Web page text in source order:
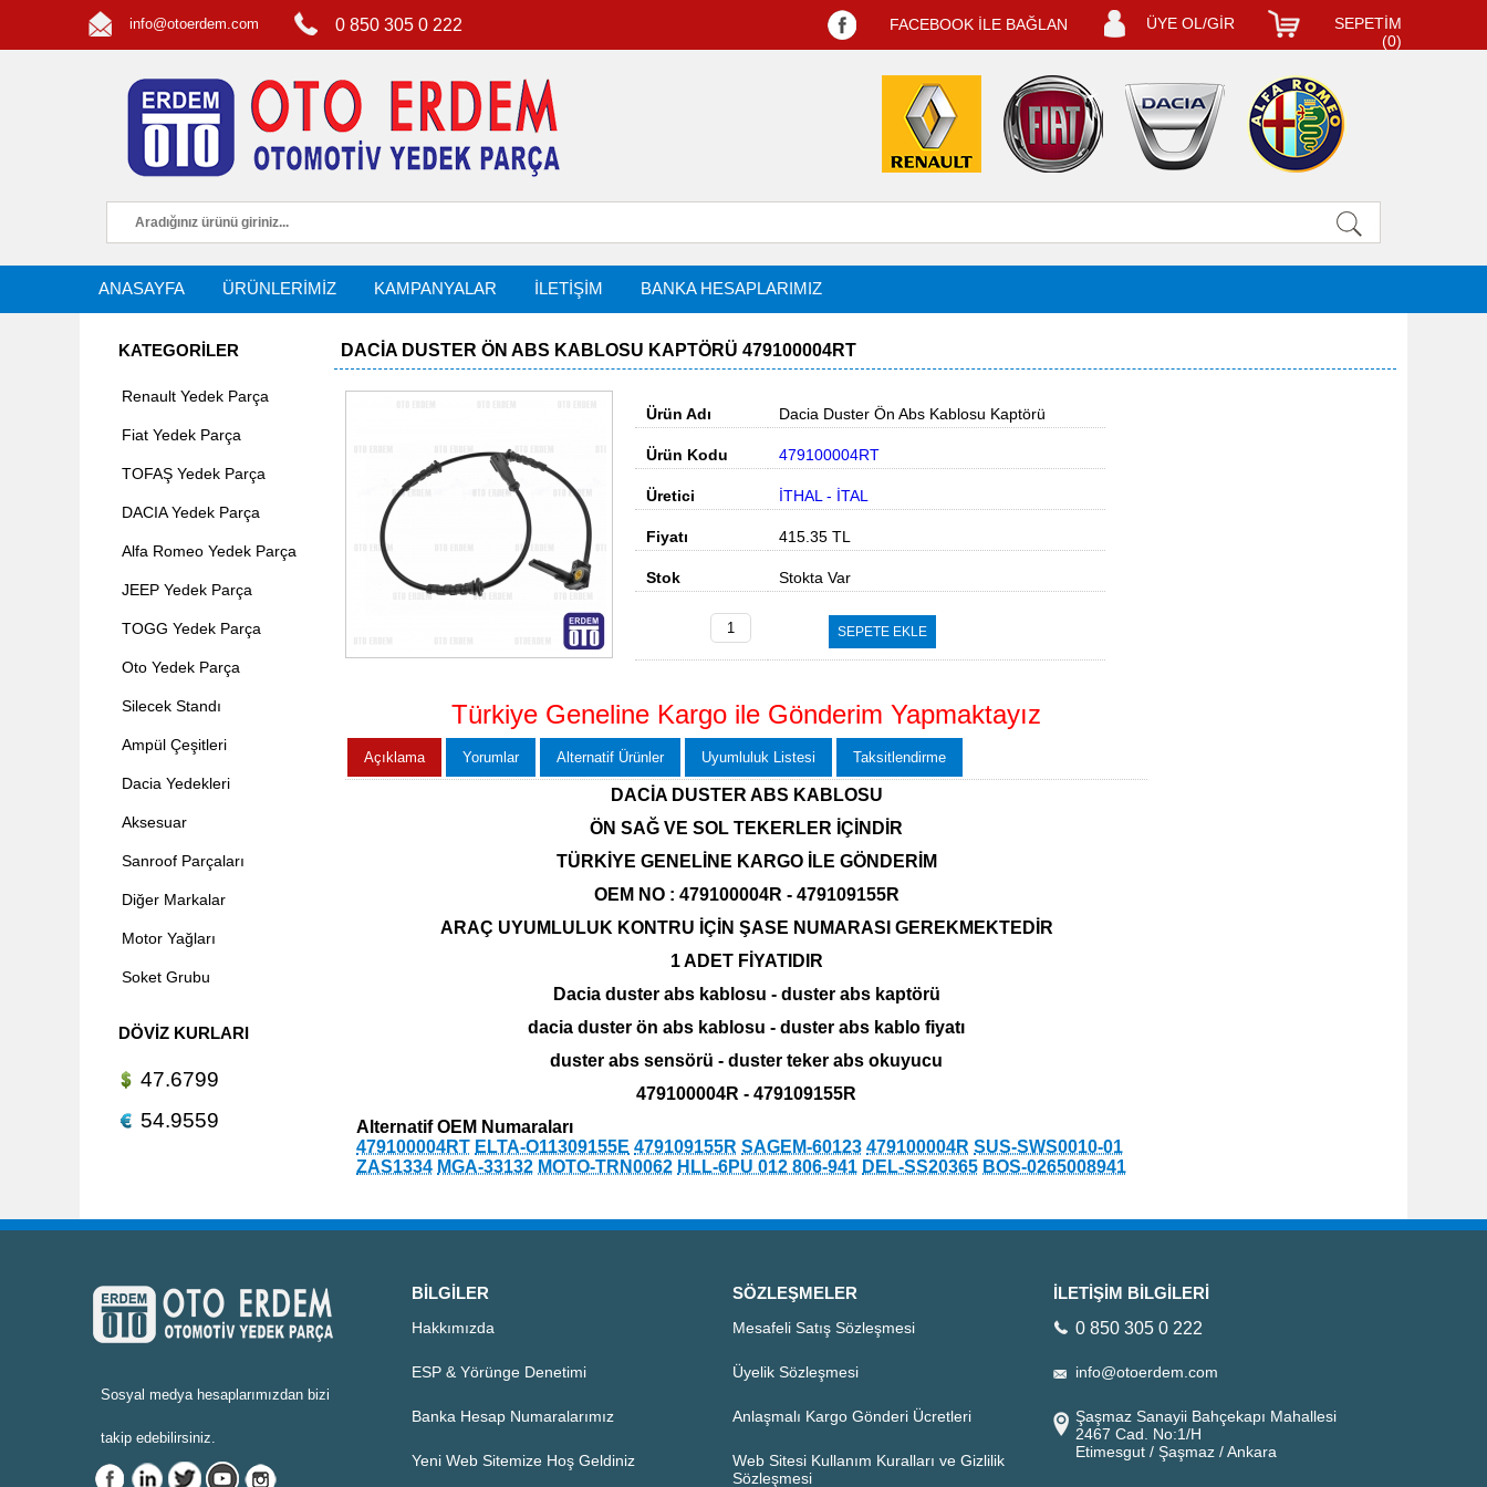
info@otoerdem.com 0 850 305 0 222
SEPETİM
(0)
ÜYE OL/GİR
FACEBOOK İLE BAĞLAN
ANASAYFA ÜRÜNLERİMİZ KAMPANYALAR İLETİŞİM BANKA HESAPLARIMIZ
KATEGORİLER
Renault Yedek Parça
Fiat Yedek Parça
TOFAŞ Yedek Parça
DACIA Yedek Parça
Alfa Romeo Yedek Parça
JEEP Yedek Parça
TOGG Yedek Parça
Oto Yedek Parça
Silecek Standı
Ampül Çeşitleri
Dacia Yedekleri
Aksesuar
Sanroof Parçaları
Diğer Markalar
Motor Yağları
Soket Grubu
DÖVIZ KURLARI
47.6799
54.9559
DACIA DUSTER ÖN ABS KABLOSU KAPTÖRÜ 479100004RT
Ürün Adı Dacia Duster Ön Abs Kablosu Kaptörü
Ürün Kodu 479100004RT
Üretici İTHAL - İTAL
Fiyatı 415.35 TL
Stok Stokta Var
SEPETE EKLE
Türkiye Geneline Kargo ile Gönderim Yapmaktayız
Açıklama Yorumlar Alternatif Ürünler Uyumluluk Listesi Taksitlendirme
DACİA DUSTER ABS KABLOSU
ÖN SAĞ VE SOL TEKERLER İÇİNDİR
TÜRKİYE GENELİNE KARGO İLE GÖNDERİM
OEM NO : 479100004R - 479109155R
ARAÇ UYUMLULUK KONTRU İÇİN ŞASE NUMARASI GEREKMEKTEDİR
1 ADET FİYATIDIR
Dacia duster abs kablosu - duster abs kaptörü
dacia duster ön abs kablosu - duster abs kablo fiyatı
duster abs sensörü - duster teker abs okuyucu
479100004R - 479109155R
Alternatif OEM Numaraları
479100004RT ELTA-O11309155E 479109155R SAGEM-60123 479100004R SUS-SWS0010-01
ZAS1334 MGA-33132 MOTO-TRN0062 HLL-6PU 012 806-941 DEL-SS20365 BOS-0265008941
Sosyal medya hesaplarımızdan bizi
takip edebilirsiniz.
BILGILER
Hakkımızda
ESP & Yörünge Denetimi
Banka Hesap Numaralarımız
Yeni Web Sitemize Hoş Geldiniz
SÖZLEŞMELER
Mesafeli Satış Sözleşmesi
Üyelik Sözleşmesi
Anlaşmalı Kargo Gönderi Ücretleri
Web Sitesi Kullanım Kuralları ve Gizlilik
Sözleşmesi
İLETİŞİM BİLGİLERİ
0 850 305 0 222
info@otoerdem.com
Şaşmaz Sanayii Bahçekapı Mahallesi
2467 Cad. No:1/H
Etimesgut / Şaşmaz / Ankara